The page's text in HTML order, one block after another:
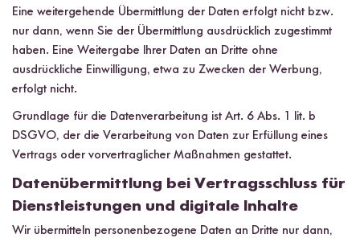
Eine weitergehende Übermittlung der Daten erfolgt nicht bzw.
nur dann, wenn Sie der Übermittlung ausdrücklich zugestimmt
haben. Eine Weitergabe Ihrer Daten an Dritte ohne
ausdrückliche Einwilligung, etwa zu Zwecken der Werbung,
erfolgt nicht.
Grundlage für die Datenverarbeitung ist Art. 6 Abs. 1 lit. b
DSGVO, der die Verarbeitung von Daten zur Erfüllung eines
Vertrags oder vorvertraglicher Maßnahmen gestattet.
Datenübermittlung bei Vertragsschluss für
Dienstleistungen und digitale Inhalte
Wir übermitteln personenbezogene Daten an Dritte nur dann,